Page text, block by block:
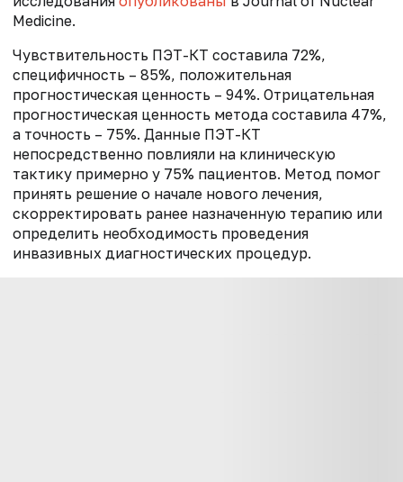
Medicine.
Чувствительность ПЭТ-КТ составила 72%,
специфичность – 85%, положительная
прогностическая ценность – 94%. Отрицательная
прогностическая ценность метода составила 47%,
а точность – 75%. Данные ПЭТ-КТ
непосредственно повлияли на клиническую
тактику примерно у 75% пациентов. Метод помог
принять решение о начале нового лечения,
скорректировать ранее назначенную терапию или
определить необходимость проведения
инвазивных диагностических процедур.